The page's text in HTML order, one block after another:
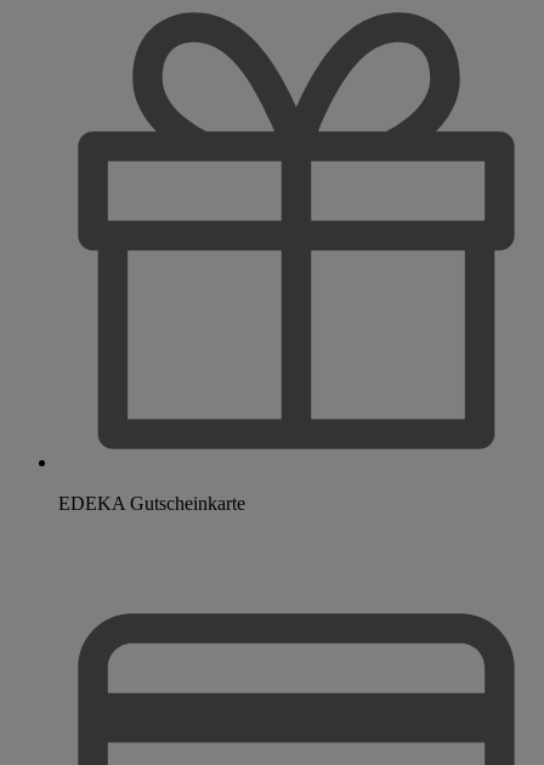
EDEKA Gutscheinkarte